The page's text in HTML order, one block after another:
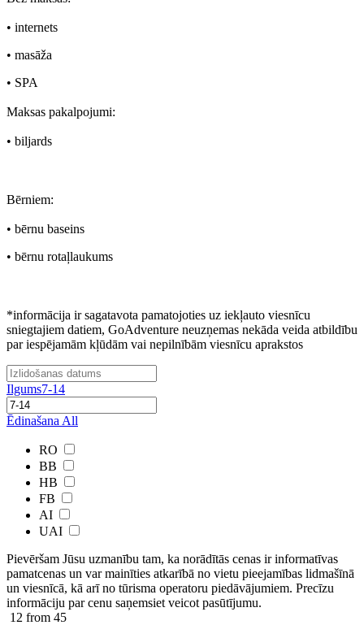
• internets
• masāža
• SPA
Maksas pakalpojumi:
• biljards
Bērniem:
• bērnu baseins
• bērnu rotaļlaukums
*informācija ir sagatavota pamatojoties uz iekļauto viesnīcu
sniegtajiem datiem, GoAdventure neuzņemas nekāda veida atbildību
par iespējamām kļūdām vai nepilnībām viesnīcu aprakstos
Ilgums7-14
Ēdinašana All
RO
BB
HB
FB
AI
UAI
Pievēršam Jūsu uzmanību tam, ka norādītās cenas ir ​informatīvas ​
pamatcenas un var mainīties atkarībā ​no ​vietu pieejamības lidmašīnā
un viesnīcā, kā arī no tūrisma operatoru piedāvājumiem. Precīzu
informāciju par cenu saņemsiet veicot pasūtījumu.
12 from 45